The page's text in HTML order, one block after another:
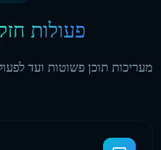
140+ פעולות
מעריכות תוכן פשוטות ועד